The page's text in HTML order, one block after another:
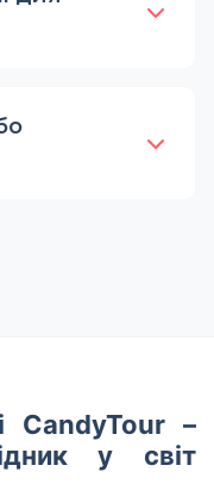
CandyTour –
у світ